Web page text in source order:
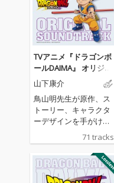
TVアニメ『ドラゴンボ
ールDAIMA』 オリジナ
ル・サウンドトラック
(ORT)
山下康介
鳥山明先生が原作、ス
トーリー、キャラクタ
ーデザインを手がける
完全新作アニメシリー
ズ『ドラゴンボールDA
IMA』の劇中を彩った
オリジナル・サウンド
トラックをリリース。
71 tracks